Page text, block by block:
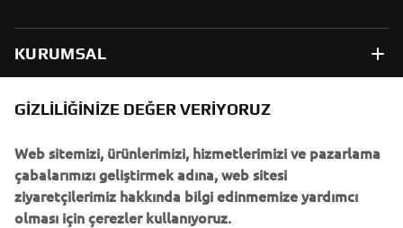
KURUMSAL
B2B
DAHA FAZLA YAMAHA
DESTEK
GIZLILIĞINIZE DEĞER VERIYORUZ
Web sitemizi, ürünlerimizi, hizmetlerimizi ve pazarlama
çabalarımızı geliştirmek adına, web sitesi
ziyaretçilerimiz hakkında bilgi edinmemize yardımcı
olması için çerezler kullanıyoruz.